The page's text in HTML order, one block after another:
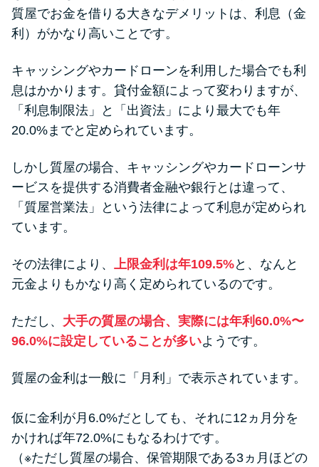
質屋でお金を借りる大きなデメリットは、利息（金
利）がかなり高いことです。
キャッシングやカードローンを利用した場合でも利
息はかかります。貸付金額によって変わりますが、
「利息制限法」と「出資法」により最大でも年
20.0%までと定められています。
しかし質屋の場合、キャッシングやカードローンサ
ービスを提供する消費者金融や銀行とは違って、
「質屋営業法」という法律によって利息が定められ
ています。
その法律により、 上限金利は年109.5%と、なんと
元金よりもかなり高く定められているのです。
ただし、 大手の質屋の場合、実際には年利60.0%〜
96.0%に設定していることが多いようです。
質屋の金利は一般に「月利」で表示されています。
仮に金利が月6.0%だとしても、それに12ヵ月分を
かければ年72.0%にもなるわけです。
（※ただし質屋の場合、保管期限である3ヵ月ほどの